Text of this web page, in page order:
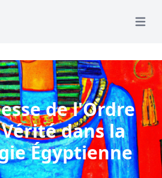
Open
de l'Ordre
dans la
Égyptienne